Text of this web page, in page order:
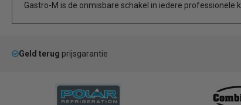
Gastro-M is de onmisbare schakel in iedere professionele
Geld terug prijsgarantie